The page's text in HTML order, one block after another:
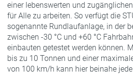
einer lebenswerten und
für Alle zu arbeiten. So verfügt die
sogenannte Rundlaufanlage, in der
zwischen -30 °C und +60 °C
einbauten getestet werden können.
bis zu 10 Tonnen und einer
von 100 km/h kann hier beinahe